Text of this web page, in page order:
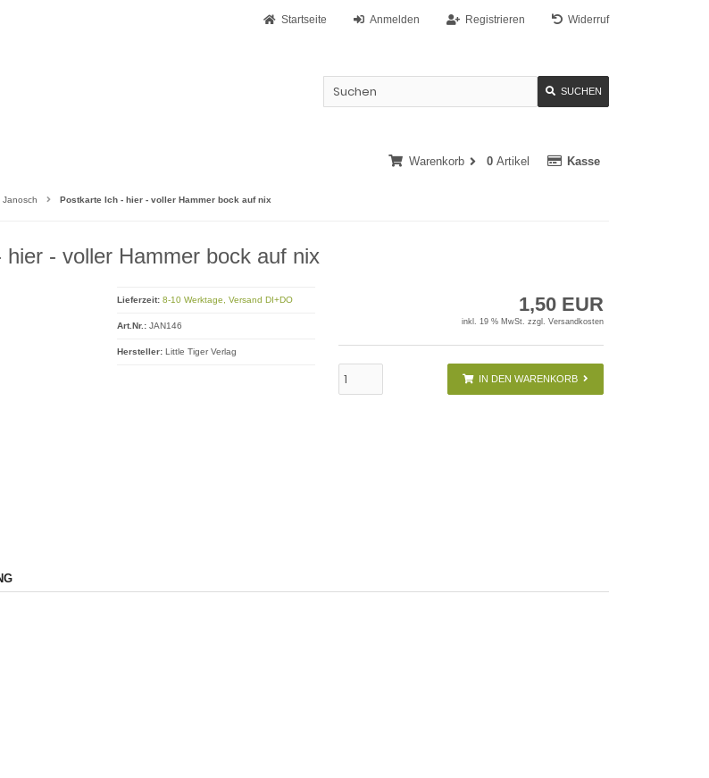
Widerruf
Registrieren
Anmelden
Startseite
SUCHEN
Kasse
Warenkorb 0 Artikel
Janosch Postkarte Ich - hier - voller Hammer bock auf nix
hier - voller Hammer bock auf nix
1,50 EUR
inkl. 19 % MwSt. zzgl. Versandkosten
IN DEN WARENKORB
Lieferzeit: 8-10 Werktage, Versand DI+DO
Art.Nr.: JAN146
Hersteller: Little Tiger Verlag